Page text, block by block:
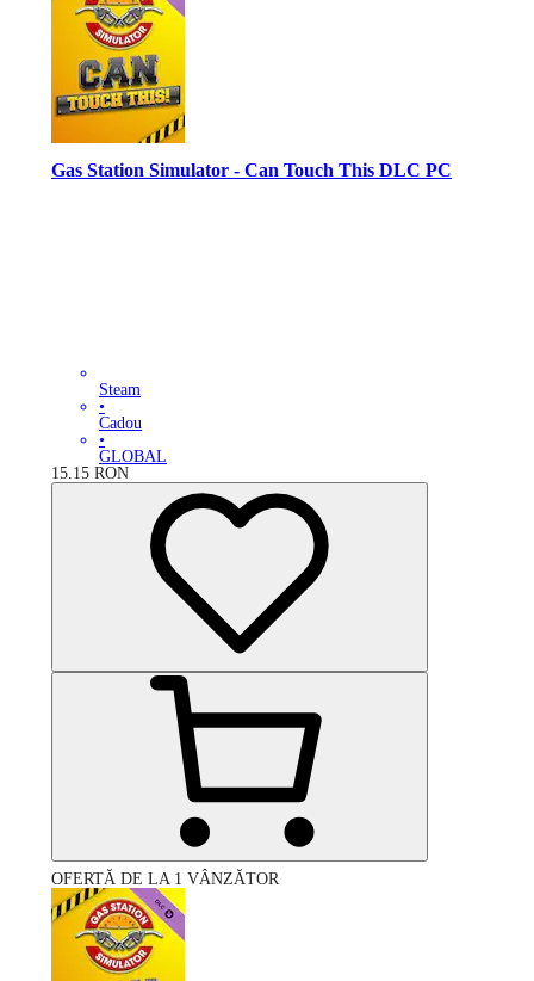
Gas Station Simulator - Can Touch This DLC PC
Steam
•
Cadou
•
GLOBAL
15.15 RON
OFERTĂ DE LA 1 VÂNZĂTOR